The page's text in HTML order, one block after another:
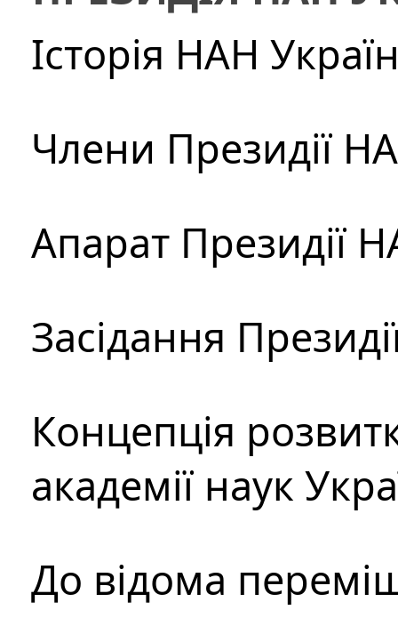
Історія НАН
Члени Президії
Апарат Президії
Засідання
Концепція
академії наук
До відома